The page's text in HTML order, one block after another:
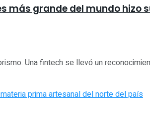
más grande del mundo hizo
Una fintech se llevó un